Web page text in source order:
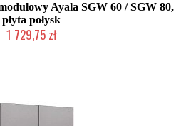
Ayala SGW 60 / SGW 80,
płyta połysk
1 729,75 zł